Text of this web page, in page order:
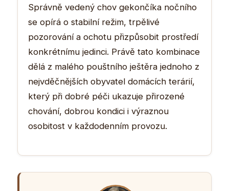
Správně vedený chov gekončíka nočního
se opírá o stabilní režim, trpělivé
pozorování a ochotu přizpůsobit prostředí
konkrétnímu jedinci. Právě tato kombinace
dělá z malého pouštního ještěra jednoho z
nejvděčnějších obyvatel domácích terárií,
který při dobré péči ukazuje přirozené
chování, dobrou kondici i výraznou
osobitost v každodenním provozu.